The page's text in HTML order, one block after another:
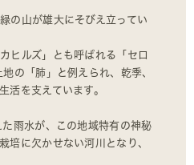
の山が雄大にそびえ立ってい
ヒルズ」とも呼ばれる「セロ
の「肺」と例えられ、乾季、
活を支えています。
た雨水が、この地域特有の神秘
培に欠かせない河川となり、